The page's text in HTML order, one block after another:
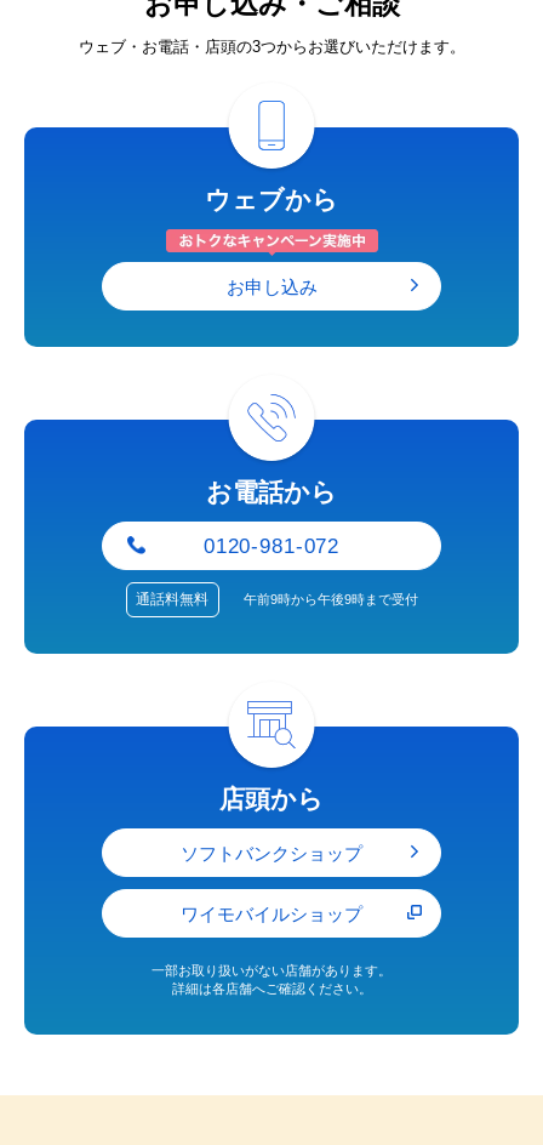
ウェブ・お電話・店頭の3つからお選びいただけます。
ウェブから
お申し込み
お電話から
0120-981-072
通話料無料 午前9時から午後9時まで受付
店頭から
ソフトバンクショップ
ワイモバイルショップ
一部お取り扱いがない店舗があります。
詳細は各店舗へご確認ください。